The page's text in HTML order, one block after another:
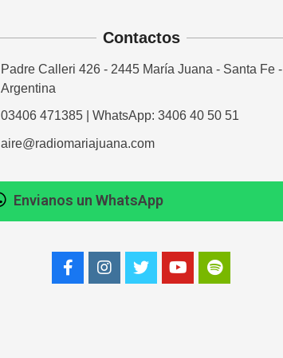
Contactos
Padre Calleri 426 - 2445 María Juana - Santa Fe -
Argentina
03406 471385 | WhatsApp: 3406 40 50 51
aire@radiomariajuana.com
Envianos un WhatsApp